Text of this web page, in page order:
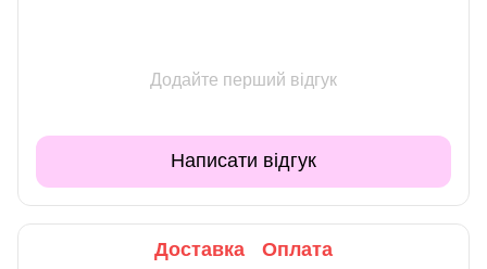
Додайте перший відгук
Написати відгук
Доставка Оплата